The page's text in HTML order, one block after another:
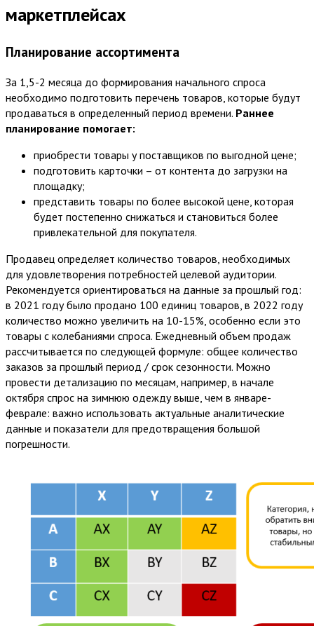
маркетплейсах
Планирование ассортимента
За 1,5-2 месяца до формирования начального спроса
необходимо подготовить перечень товаров, которые будут
продаваться в определенный период времени. Раннее
планирование помогает:
приобрести товары у поставщиков по выгодной цене;
подготовить карточки – от контента до загрузки на
площадку;
представить товары по более высокой цене, которая
будет постепенно снижаться и становиться более
привлекательной для покупателя.
Продавец определяет количество товаров, необходимых
для удовлетворения потребностей целевой аудитории.
Рекомендуется ориентироваться на данные за прошлый год:
в 2021 году было продано 100 единиц товаров, в 2022 году
количество можно увеличить на 10-15%, особенно если это
товары с колебаниями спроса. Ежедневный объем продаж
рассчитывается по следующей формуле: общее количество
заказов за прошлый период / срок сезонности. Можно
провести детализацию по месяцам, например, в начале
октября спрос на зимнюю одежду выше, чем в январе-
феврале: важно использовать актуальные аналитические
данные и показатели для предотвращения большой
погрешности.